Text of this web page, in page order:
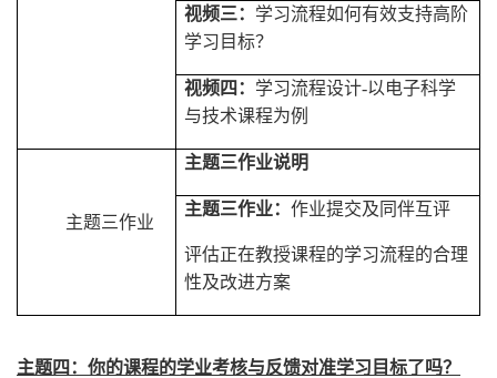
视频三： 学习流程如何有效支持高阶
学习目标？
视频四： 学习流程设计-以电子科学
与技术课程为例
主题三作业
主题三作业说明
主题三作业： 作业提交及同伴互评
评估正在教授课程的学习流程的合理
性及改进方案
主题四：你的课程的学业考核与反馈对准学习目标了吗？